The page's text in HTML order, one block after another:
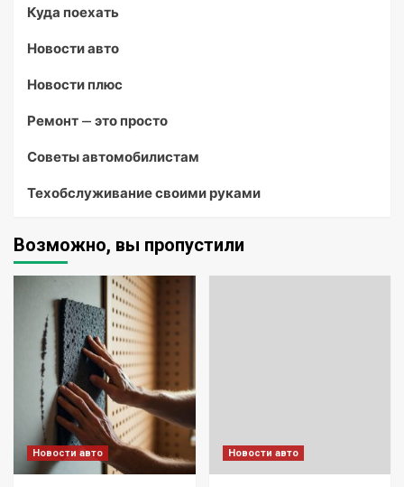
Куда поехать
Новости авто
Новости плюс
Ремонт — это просто
Советы автомобилистам
Техобслуживание своими руками
Возможно, вы пропустили
Новости авто Новости авто